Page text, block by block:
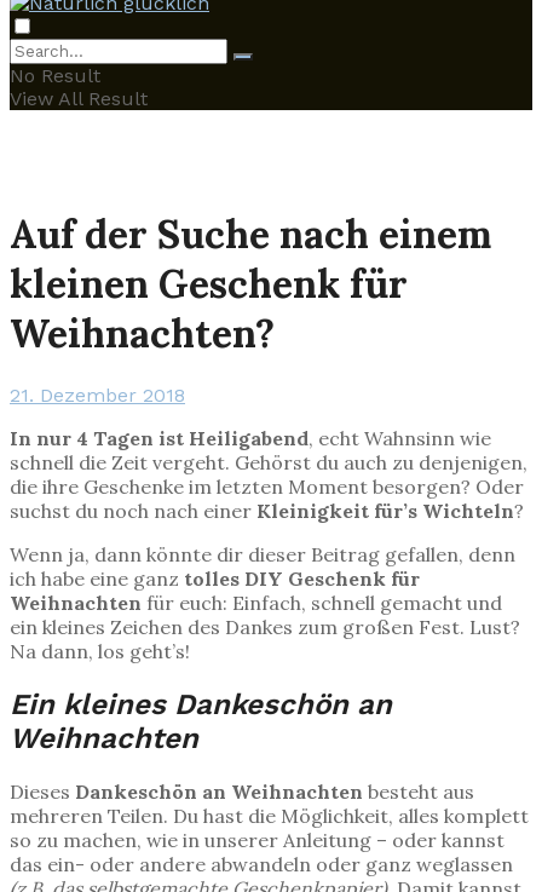
No Result
View All Result
Auf der Suche nach einem
kleinen Geschenk für
Weihnachten?
21. Dezember 2018
In nur 4 Tagen ist Heiligabend, echt Wahnsinn wie
schnell die Zeit vergeht. Gehörst du auch zu denjenigen,
die ihre Geschenke im letzten Moment besorgen? Oder
suchst du noch nach einer Kleinigkeit für’s Wichteln?
Wenn ja, dann könnte dir dieser Beitrag gefallen, denn
ich habe eine ganz tolles DIY Geschenk für
Weihnachten für euch: Einfach, schnell gemacht und
ein kleines Zeichen des Dankes zum großen Fest. Lust?
Na dann, los geht’s!
Ein kleines Dankeschön an
Weihnachten
Dieses Dankeschön an Weihnachten besteht aus
mehreren Teilen. Du hast die Möglichkeit, alles komplett
so zu machen, wie in unserer Anleitung – oder kannst
das ein- oder andere abwandeln oder ganz weglassen